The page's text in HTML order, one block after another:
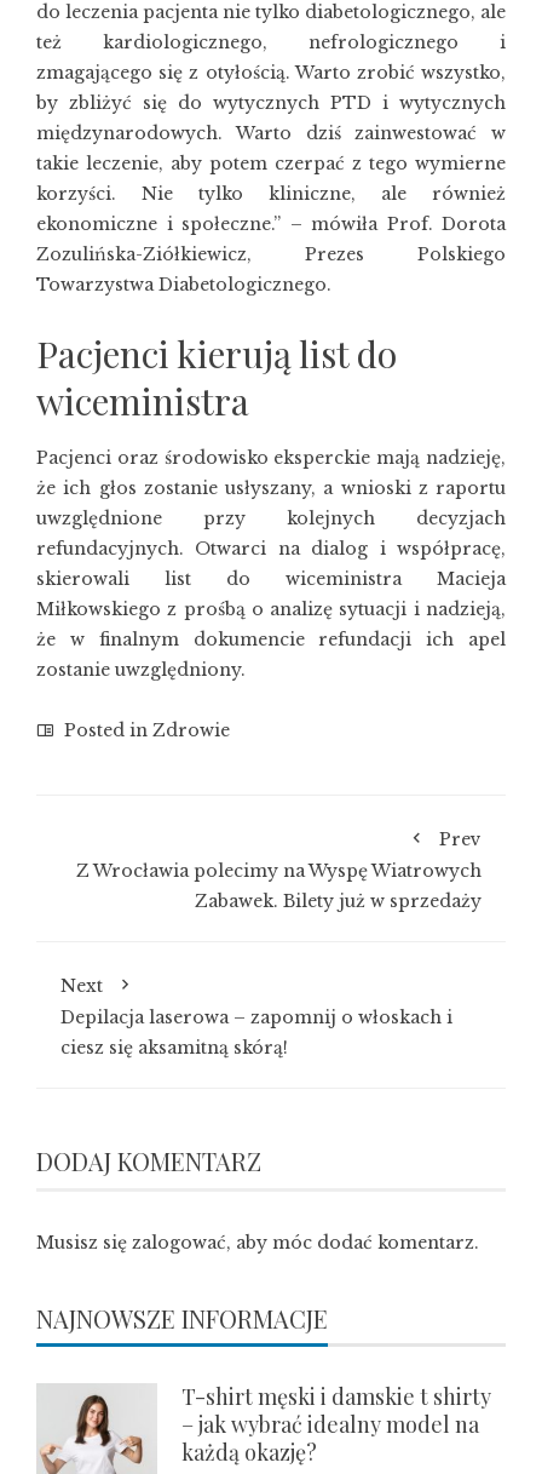
do leczenia pacjenta nie tylko diabetologicznego, ale
też kardiologicznego, nefrologicznego i
zmagającego się z otyłością. Warto zrobić wszystko,
by zbliżyć się do wytycznych PTD i wytycznych
międzynarodowych. Warto dziś zainwestować w
takie leczenie, aby potem czerpać z tego wymierne
korzyści. Nie tylko kliniczne, ale również
ekonomiczne i społeczne.” – mówiła Prof. Dorota
Zozulińska-Ziółkiewicz, Prezes Polskiego
Towarzystwa Diabetologicznego.
Pacjenci kierują list do
wiceministra
Pacjenci oraz środowisko eksperckie mają nadzieję,
że ich głos zostanie usłyszany, a wnioski z raportu
uwzględnione przy kolejnych decyzjach
refundacyjnych. Otwarci na dialog i współpracę,
skierowali list do wiceministra Macieja
Miłkowskiego z prośbą o analizę sytuacji i nadzieją,
że w finalnym dokumencie refundacji ich apel
zostanie uwzględniony.
Posted in Zdrowie
Prev
Z Wrocławia polecimy na Wyspę Wiatrowych
Zabawek. Bilety już w sprzedaży
Next
Depilacja laserowa – zapomnij o włoskach i
ciesz się aksamitną skórą!
DODAJ KOMENTARZ
Musisz się zalogować, aby móc dodać komentarz.
NAJNOWSZE INFORMACJE
T-shirt męski i damskie t shirty
– jak wybrać idealny model na
każdą okazję?